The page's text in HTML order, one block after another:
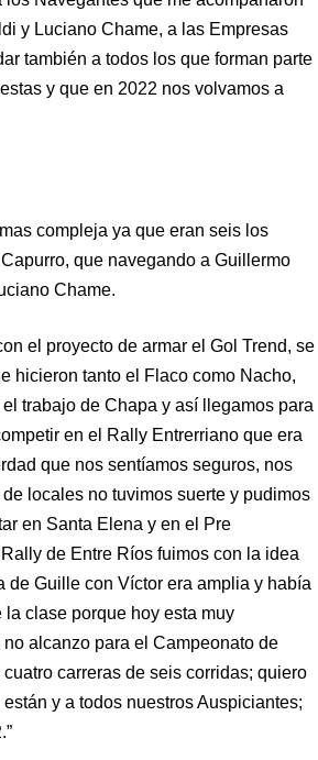
y Luciano Chame, a las Empresas
también a todos los que forman parte
y que en 2022 nos volvamos a
compleja ya que eran seis los
que navegando a Guillermo
Chame.
el proyecto de armar el Gol Trend, se
hicieron tanto el Flaco como Nacho,
trabajo de Chapa y así llegamos para
en el Rally Entrerriano que era
que nos sentíamos seguros, nos
locales no tuvimos suerte y pudimos
en Santa Elena y en el Pre
de Entre Ríos fuimos con la idea
Guille con Víctor era amplia y había
clase porque hoy esta muy
alcanzo para el Campeonato de
carreras de seis corridas; quiero
y a todos nuestros Auspiciantes;